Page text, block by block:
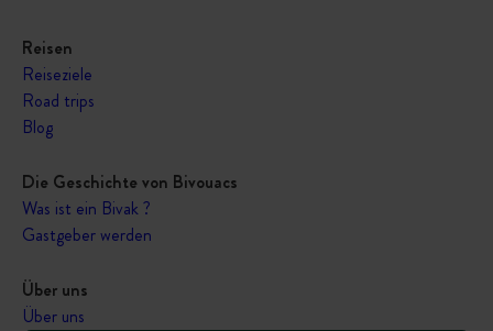
Reisen
Reiseziele
Road trips
Blog
Die Geschichte von Bivouacs
Was ist ein Bivak ?
Gastgeber werden
Über uns
Über uns